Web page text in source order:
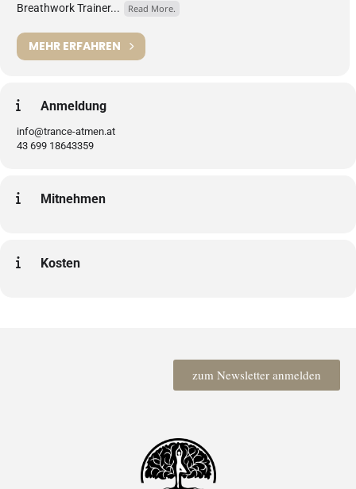
Breathwork Trainer... Read More.
MEHR ERFAHREN
Anmeldung
info@trance-atmen.at
43 699 18643359
Mitnehmen
Kosten
zum Newsletter anmelden